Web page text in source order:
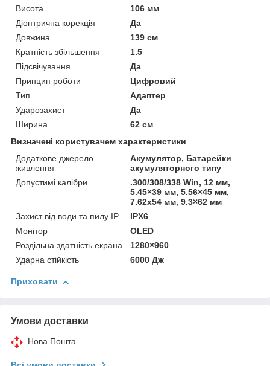
Висота
106 мм
Діоптрична корекція
Да
Довжина
139 см
Кратність збільшення
1.5
Підсвічування
Да
Принцип роботи
Цифровий
Тип
Адаптер
Ударозахист
Да
Ширина
62 см
Визначені користувачем характеристики
Додаткове джерело
живлення
Акумулятор, Батарейки
акумуляторного типу
Допустимі калібри
.300/308/338 Win, 12 мм,
5.45×39 мм, 5.56×45 мм,
7.62x54 мм, 9.3×62 мм
Захист від води та пилу IP
IPX6
Монітор
OLED
Роздільна здатність екрана
1280×960
Ударна стійкість
6000 Дж
Приховати
Умови доставки
Нова Пошта